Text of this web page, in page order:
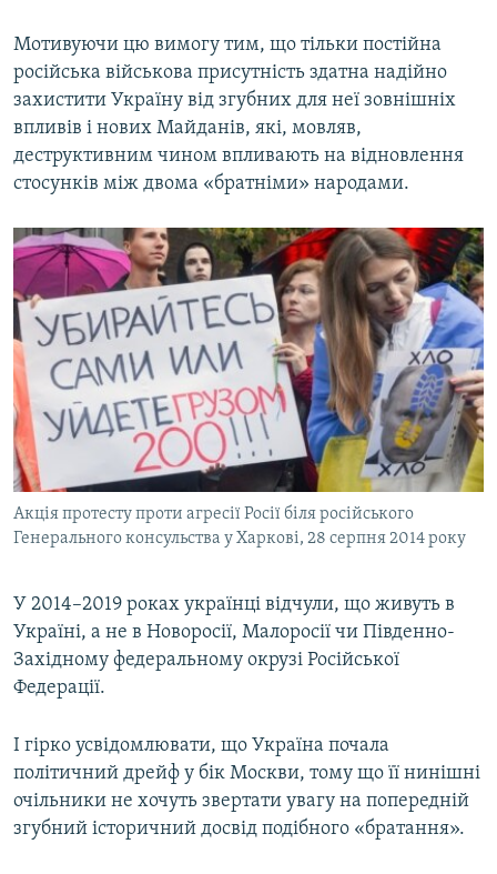
Мотивуючи цю вимогу тим, що тільки постійна
російська військова присутність здатна надійно
захистити Україну від згубних для неї зовнішніх
впливів і нових Майданів, які, мовляв,
деструктивним чином впливають на відновлення
стосунків між двома «братніми» народами.
Акція протесту проти агресії Росії біля російського
Генерального консульства у Харкові, 28 серпня 2014 року
У 2014–2019 роках українці відчули, що живуть в
Україні, а не в Новоросії, Малоросії чи Південно-
Західному федеральному окрузі Російської
Федерації.
І гірко усвідомлювати, що Україна почала
політичний дрейф у бік Москви, тому що її нинішні
очільники не хочуть звертати увагу на попередній
згубний історичний досвід подібного «братання».